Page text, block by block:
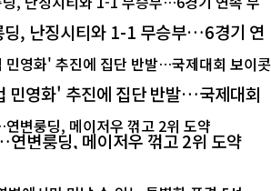
딩, 난징시티와 1-1 무승부…6경기 연
민영화' 추진에 집단 반발…국제대회
변룽딩, 메이저우 꺾고 2위 도약